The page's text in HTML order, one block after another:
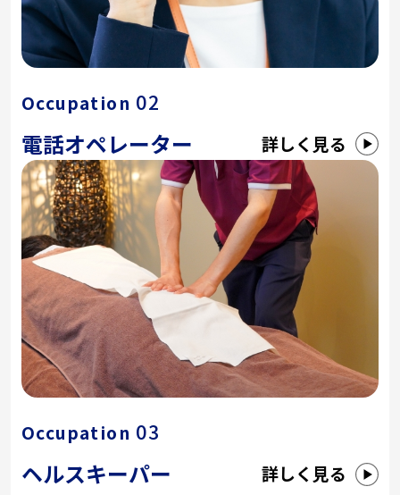
Occupation 02
電話オペレーター 詳しく見る
Occupation 03
ヘルスキーパー 詳しく見る